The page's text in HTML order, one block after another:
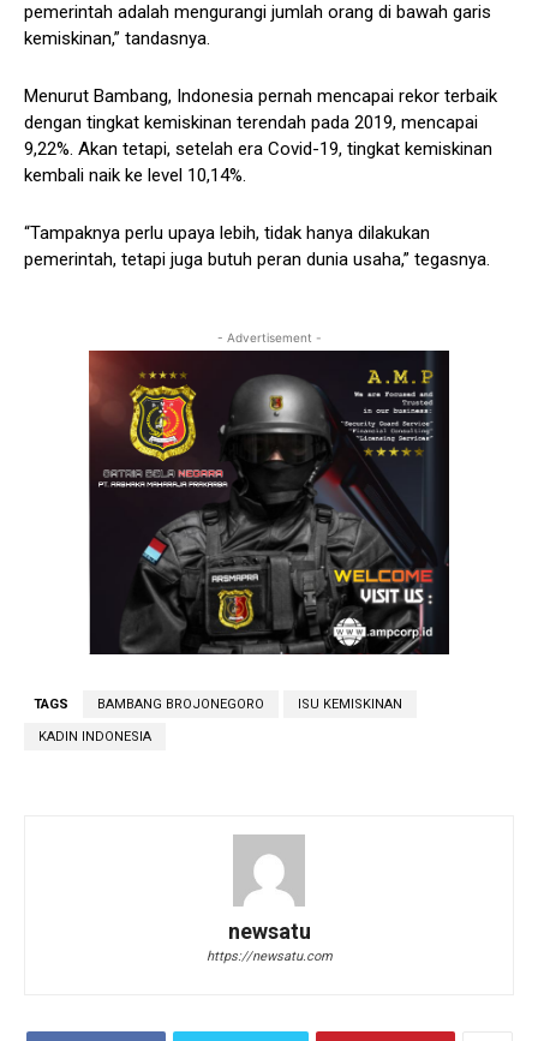
pemerintah adalah mengurangi jumlah orang di bawah garis
kemiskinan,” tandasnya.
Menurut Bambang, Indonesia pernah mencapai rekor terbaik
dengan tingkat kemiskinan terendah pada 2019, mencapai
9,22%. Akan tetapi, setelah era Covid-19, tingkat kemiskinan
kembali naik ke level 10,14%.
“Tampaknya perlu upaya lebih, tidak hanya dilakukan
pemerintah, tetapi juga butuh peran dunia usaha,” tegasnya.
- Advertisement -
TAGS BAMBANG BROJONEGORO ISU KEMISKINAN
KADIN INDONESIA
newsatu
https://newsatu.com